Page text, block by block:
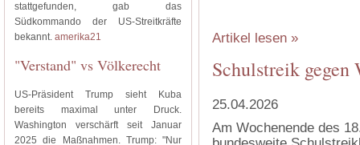
stattgefunden, gab das
Südkommando der US-Streitkräfte
bekannt. amerika21
"Verstand" vs Völkerecht
US-Präsident Trump sieht Kuba
bereits maximal unter Druck.
Washington verschärft seit Januar
2025 die Maßnahmen. Trump: "Nur
Artikel lesen »
Schulstreik
25.04.2026
Am Wochenende des